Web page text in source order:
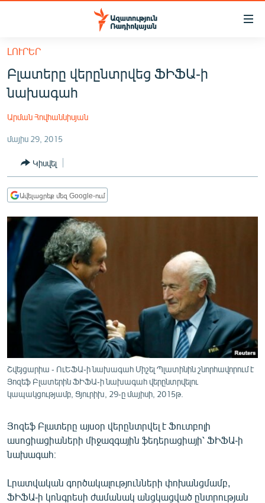
Մատչելիության
հիմնական
բովանդակությանը
Անցնել
հիմնական
մենյուին
ՀԱՅԱՍՏԱՆ
ՔԱՂԱՔԱԿԱՆ
ԸՆՏՐՈՒԹՅՈՒՆՆԵՐ 2026
ԻՐԱՎՈՒՆՔ
ՀԱՍԱՐԱԿՈՒԹՅՈՒՆ
ՏՆՏԵՍՈՒԹՅՈՒՆ
ՊԱՏԵՐԱԶՄԻ 6 ՇԱԲԱԹՆԵՐԸ
ՏԱՐԱԾԱՇՐՋԱՆ
ՄԻՋԱԶԳԱՅԻՆ
ՄՇԱԿՈՒՅԹ
ՄԵԿՆԱԲԱՆՈՒԹՅՈՒՆ
ՏՏ ԵՒ ԻՆՏԵՐՆԵՏ
ԿՈՐՈՆԱՎԻՐՈՒՍ
ԱՐԽԻՎ
ՏԵՍԱՆՅՈՒԹԵՐ
ԲԱՆԱՎԵՃ
ՓՈԴՔԱՍԹ
ԼՈՒՐԵՐ
Բլատերը վերընտրվեց ՖԻՖԱ-ի
նախագահ
Արման Հովհաննիսյան
մայիս 29, 2015
Կիսվել
Ավելացրեք մեզ Google-ում
Շվեյցարիա - ՈւԵՖԱ-ի նախագահ Միշել Պլատինին շնորհավորում է
Յոզեֆ Բլատերին ՖԻՖԱ-ի նախագահ վերընտրվելու
կապակցությամբ, Ցյուրիխ, 29-ը մայիսի, 2015թ.
Յոզեֆ Բլատերը այսօր վերընտրվել է Ֆուտբոլի
ասոցիացիաների միջազգային ֆեդերացիայի՝ ՖԻՖԱ-ի
նախագահ։
Լրատվական գործակալությունների փոխանցմամբ,
ՖԻՖԱ-ի կոնգրեսի ժամանակ անցկացված ընտրության